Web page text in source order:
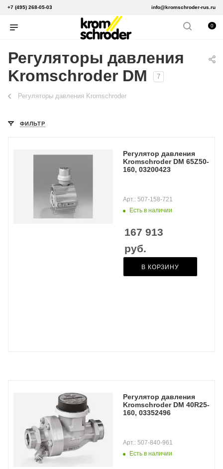
+7 (495) 268-05-03 info@kromschroder-rus.ru
0
Регуляторы давления
Kromschroder DM
7
Регуляторы давления Kromschroder
ФИЛЬТР
Регулятор давления
Kromschroder DM 65Z50-
160, 03200423
Есть в наличии
Арт.: 507-158-721
167 913
руб.
В КОРЗИНУ
Регулятор давления
Kromschroder DM 40R25-
160, 03352496
Есть в наличии
Арт.: 507-840-961